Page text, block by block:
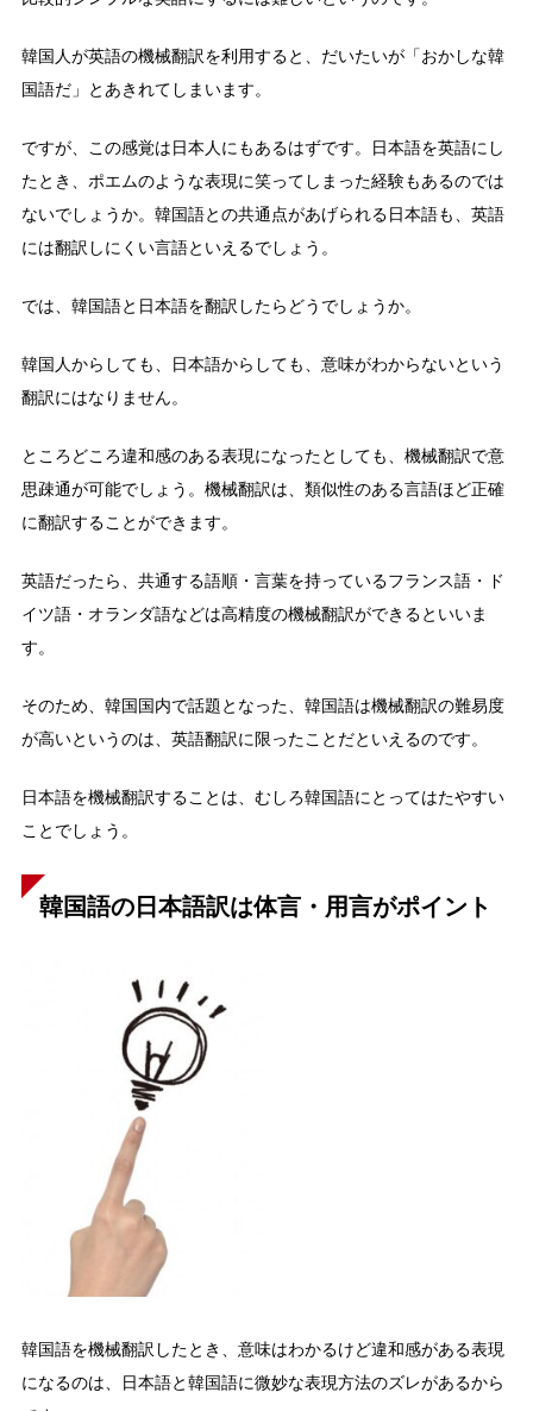
韓国人が英語の機械翻訳を利用すると、だいたいが「おかしな韓
国語だ」とあきれてしまいます。
ですが、この感覚は日本人にもあるはずです。日本語を英語にし
たとき、ポエムのような表現に笑ってしまった経験もあるのでは
ないでしょうか。韓国語との共通点があげられる日本語も、英語
には翻訳しにくい言語といえるでしょう。
では、韓国語と日本語を翻訳したらどうでしょうか。
韓国人からしても、日本語からしても、意味がわからないという
翻訳にはなりません。
ところどころ違和感のある表現になったとしても、機械翻訳で意
思疎通が可能でしょう。機械翻訳は、類似性のある言語ほど正確
に翻訳することができます。
英語だったら、共通する語順・言葉を持っているフランス語・ド
イツ語・オランダ語などは高精度の機械翻訳ができるといいま
す。
そのため、韓国国内で話題となった、韓国語は機械翻訳の難易度
が高いというのは、英語翻訳に限ったことだといえるのです。
日本語を機械翻訳することは、むしろ韓国語にとってはたやすい
ことでしょう。
韓国語の日本語訳は体言・用言がポイント
韓国語を機械翻訳したとき、意味はわかるけど違和感がある表現
になるのは、日本語と韓国語に微妙な表現方法のズレがあるから